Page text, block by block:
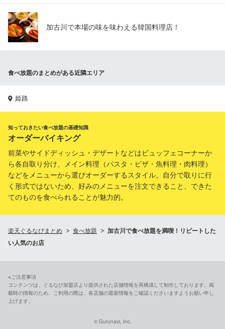
加古川で本場の味を味わえる韓国料理店！
食べ放題のまとめがある近隣エリア
姫路
知っておきたい食べ放題の基礎知識
オーダーバイキング
前菜やサイドディッシュ・デザートなどはビュッフェコーナーか
ら各自取り分け、メイン料理（パスタ・ピザ・魚料理・肉料理）
などをメニューから選びオーダーするスタイル。自分で取りに行
く形式ではないため、好みのメニューを注文できること、できた
てのものを食べられることが魅力的。
楽天ぐるなびまとめ 食べ放題
加古川で食べ放題を満喫！リピートした
い人気のお店
※ご注意事項
コンテンツは、ぐるなび加盟店より提供された店舗情報を再構成して制作しております。掲
載時の情報のため、ご利用の際は、各店舗の最新情報をご確認くださいますようお願い申し
上げます。
© Gurunavi, Inc.